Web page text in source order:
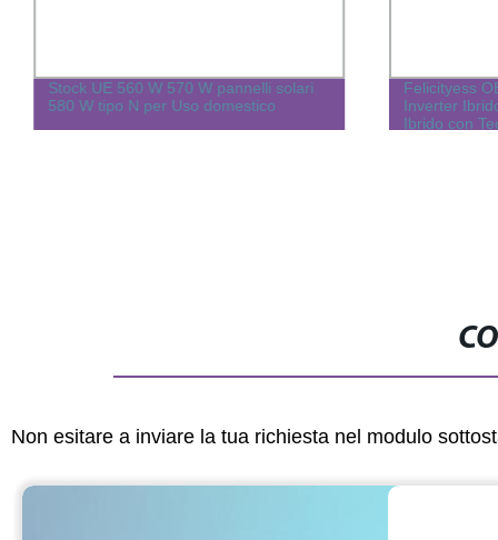
Stock UE 560 W 570 W pannelli solari
580 W tipo N per Uso domestico
Felicityess
Inverter
Ibrido con
Non esitare a inviare la tua richiesta nel modulo